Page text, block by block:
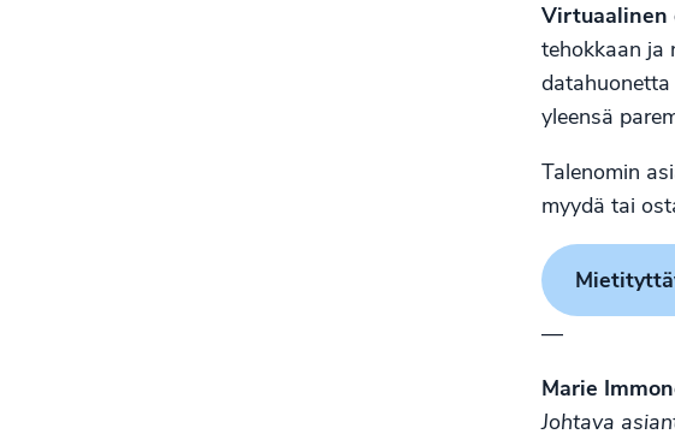
Virtuaalinen
tehokkaan ja
yleensä
Talenomin
myydä tai
—
Marie
Johtava